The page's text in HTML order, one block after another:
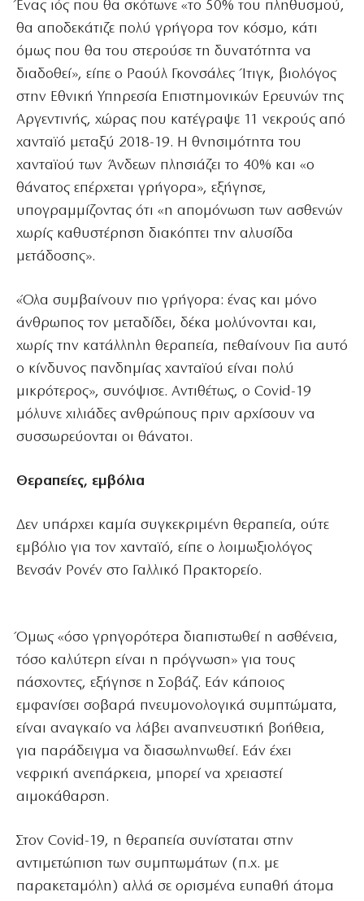
Ένας ιός που θα σκότωνε «το 50% του πληθυσμού,
θα αποδεκάτιζε πολύ γρήγορα τον κόσμο, κάτι
όμως που θα του στερούσε τη δυνατότητα να
διαδοθεί», είπε ο Ραούλ Γκονσάλες Ίτιγκ, βιολόγος
στην Εθνική Υπηρεσία Επιστημονικών Ερευνών της
Αργεντινής, χώρας που κατέγραψε 11 νεκρούς από
χανταϊό μεταξύ 2018-19. Η θνησιμότητα του
χανταϊού των Άνδεων πλησιάζει το 40% και «ο
θάνατος επέρχεται γρήγορα», εξήγησε,
υπογραμμίζοντας ότι «η απομόνωση των ασθενών
χωρίς καθυστέρηση διακόπτει την αλυσίδα
μετάδοσης».
«Όλα συμβαίνουν πιο γρήγορα: ένας και μόνο
άνθρωπος τον μεταδίδει, δέκα μολύνονται και,
χωρίς την κατάλληλη θεραπεία, πεθαίνουν Για αυτό
ο κίνδυνος πανδημίας χανταϊού είναι πολύ
μικρότερος», συνόψισε. Αντιθέτως, ο Covid-19
μόλυνε χιλιάδες ανθρώπους πριν αρχίσουν να
συσσωρεύονται οι θάνατοι.
Θεραπείες, εμβόλια
Δεν υπάρχει καμία συγκεκριμένη θεραπεία, ούτε
εμβόλιο για τον χανταϊό, είπε ο λοιμωξιολόγος
Βενσάν Ρονέν στο Γαλλικό Πρακτορείο.
Όμως «όσο γρηγορότερα διαπιστωθεί η ασθένεια,
τόσο καλύτερη είναι η πρόγνωση» για τους
πάσχοντες, εξήγησε η Σοβάζ. Εάν κάποιος
εμφανίσει σοβαρά πνευμονολογικά συμπτώματα,
είναι αναγκαίο να λάβει αναπνευστική βοήθεια,
για παράδειγμα να διασωληνωθεί. Εάν έχει
νεφρική ανεπάρκεια, μπορεί να χρειαστεί
αιμοκάθαρση.
Στον Covid-19, η θεραπεία συνίσταται στην
αντιμετώπιση των συμπτωμάτων (π.χ. με
παρακεταμόλη) αλλά σε ορισμένα ευπαθή άτομα